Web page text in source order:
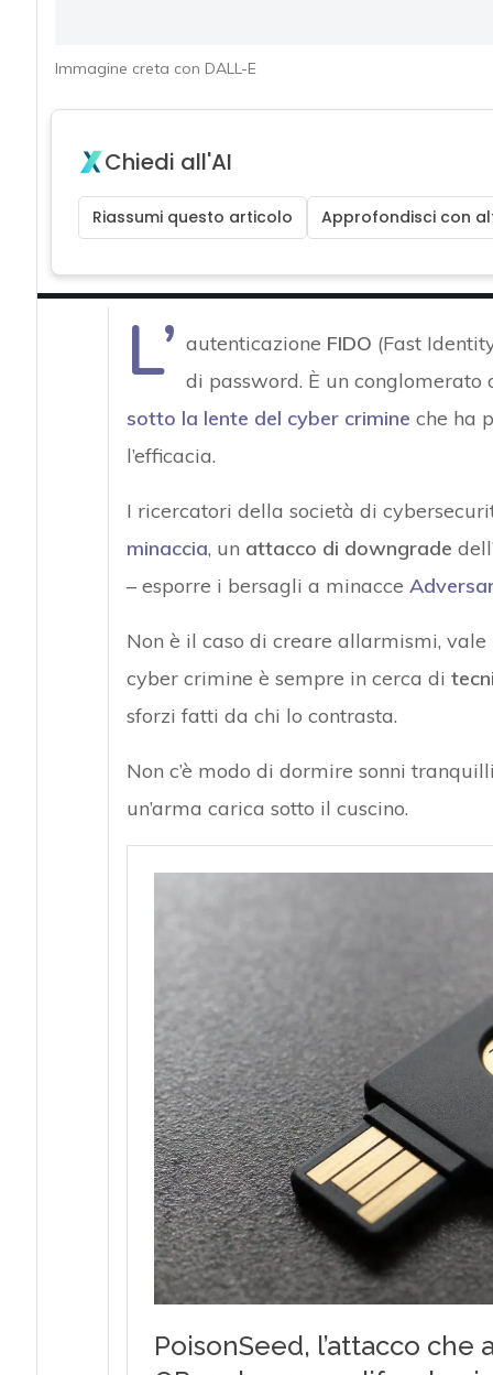
Immagine creta con DALL-E
Chiedi all'AI
Riassumi questo articolo Approfondisci con
L’ autenticazione FIDO (Fast
di password. È un
sotto la lente del cyber crimine che ha
l’efficacia.
I ricercatori della società di
minaccia, un attacco di downgrade
– esporre i bersagli a minacce
Non è il caso di creare allarmismi,
cyber crimine è sempre in cerca di
sforzi fatti da chi lo contrasta.
Non c’è modo di dormire sonni
un’arma carica sotto il cuscino.